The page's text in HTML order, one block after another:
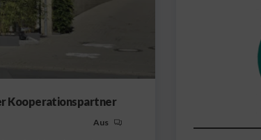
Kooperationspartner
Aus